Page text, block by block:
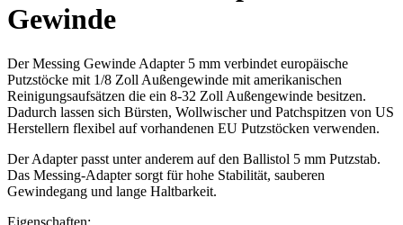
Gewinde
Der Messing Gewinde Adapter 5 mm verbindet europäische
Putzstöcke mit 1/8 Zoll Außengewinde mit amerikanischen
Reinigungsaufsätzen die ein 8-32 Zoll Außengewinde besitzen.
Dadurch lassen sich Bürsten, Wollwischer und Patchspitzen von US
Herstellern flexibel auf vorhandenen EU Putzstöcken verwenden.
Der Adapter passt unter anderem auf den Ballistol 5 mm Putzstab.
Das Messing-Adapter sorgt für hohe Stabilität, sauberen
Gewindegang und lange Haltbarkeit.
Eigenschaften: